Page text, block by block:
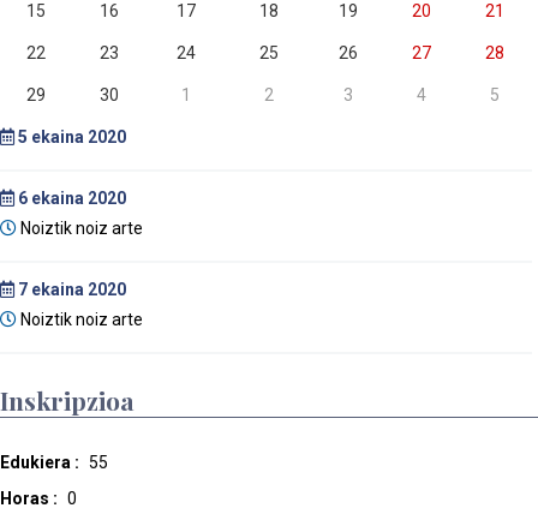
15 16 17 18 19 20 21
22 23 24 25 26 27 28
29 30 1 2 3 4 5
5 ekaina 2020
6 ekaina 2020
Noiztik noiz arte
7 ekaina 2020
Noiztik noiz arte
Inskripzioa
Edukiera : 55
Horas : 0